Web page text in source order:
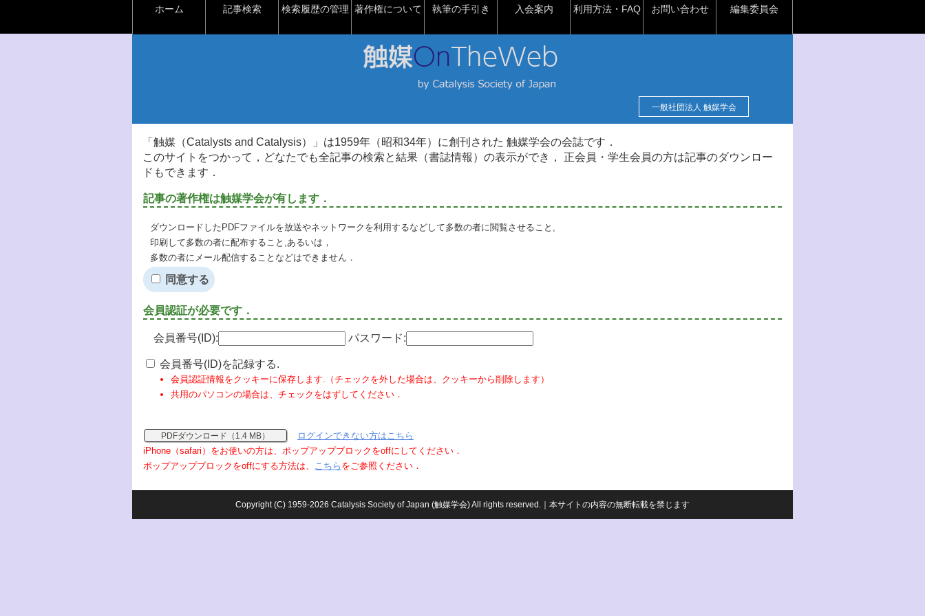
ホーム 記事検索 検索履歴の管理 著作権について 執筆の手引き 入会案内 利用方法・FAQ お問い合わせ 編集委員会
一般社団法人 触媒学会
「触媒（Catalysts and Catalysis）」は1959年（昭和34年）に創刊された 触媒学会の会誌です．
このサイトをつかって，どなたでも全記事の検索と結果（書誌情報）の表示ができ， 正会員・学生会員の方は記事のダウンロー
ドもできます．
記事の著作権は触媒学会が有します．
ダウンロードしたPDFファイルを放送やネットワークを利用するなどして多数の者に閲覧させること,
印刷して多数の者に配布すること,あるいは，
多数の者にメール配信することなどはできません．
同意する
会員認証が必要です．
会員番号(ID): パスワード:
会員番号(ID)を記録する.
会員認証情報をクッキーに保存します.（チェックを外した場合は、クッキーから削除します）
共用のパソコンの場合は、チェックをはずしてください．
PDFダウンロード（1.4 MB）
ログインできない方はこちら
iPhone（safari）をお使いの方は、ポップアップブロックをoffにしてください．
ポップアップブロックをoffにする方法は、 こちら をご参照ください．
Copyright (C) 1959-2026 Catalysis Society of Japan (触媒学会) All rights reserved.｜本サイトの内容の無断転載を禁じます